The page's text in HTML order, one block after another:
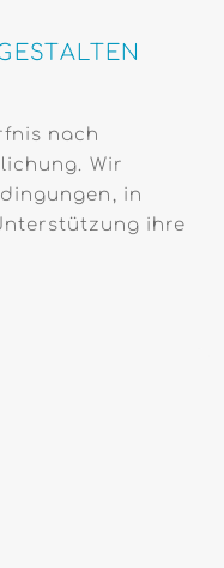
nach
Wir
in
ihre